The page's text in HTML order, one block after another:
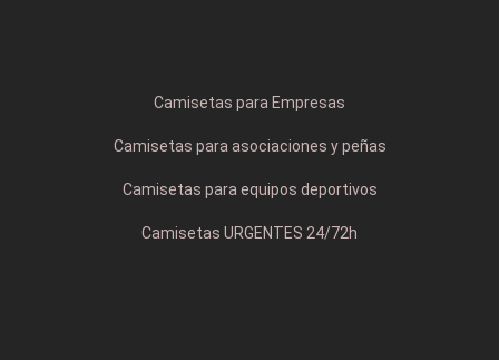
Camisetas para Empresas
Camisetas para asociaciones y peñas
Camisetas para equipos deportivos
Camisetas URGENTES 24/72h